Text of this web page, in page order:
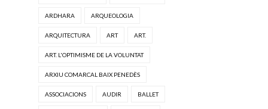
ARDHARA ARQUEOLOGIA
ARQUITECTURA ART ART.
ART. L'OPTIMISME DE LA VOLUNTAT
ARXIU COMARCAL BAIX PENEDÈS
ASSOCIACIONS AUDIR BALLET